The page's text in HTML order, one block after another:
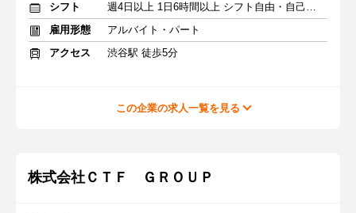
シフト
週4日以上 1日6時間以上 シフト自由・自己申告
雇用形態
アルバイト・パート
アクセス
渋谷駅 徒歩5分
この企業の求人一覧を見る
株式会社ＣＴＦ ＧＲＯＵＰ